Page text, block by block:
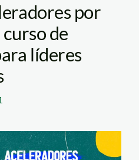
por
de
líderes